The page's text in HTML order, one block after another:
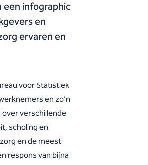
een infographic
en
ervaren en
voor Statistiek
en zo’n
over verschillende
scholing en
en de meest
respons van bijna